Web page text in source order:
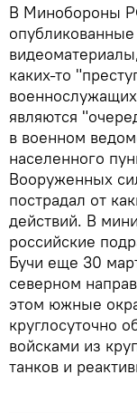
В Минобороны
каких-то
являются
в военном
населенного
Вооруженных
пострадал от
действий. В
российские
Бучи еще 30
северном
этом южные
круглосуточно
войсками из
танков и